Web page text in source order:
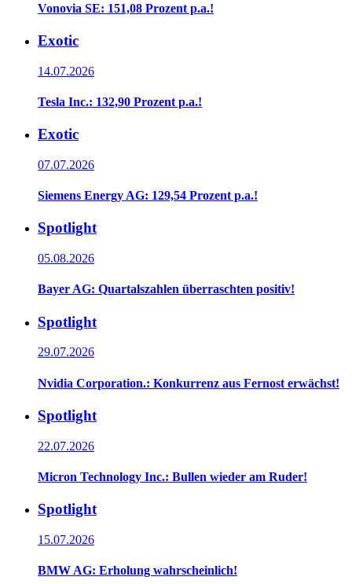
Vonovia SE: 151,08 Prozent p.a.!
Exotic
14.07.2026
Tesla Inc.: 132,90 Prozent p.a.!
Exotic
07.07.2026
Siemens Energy AG: 129,54 Prozent p.a.!
Spotlight
05.08.2026
Bayer AG: Quartalszahlen überraschten positiv!
Spotlight
29.07.2026
Nvidia Corporation.: Konkurrenz aus Fernost erwächst!
Spotlight
22.07.2026
Micron Technology Inc.: Bullen wieder am Ruder!
Spotlight
15.07.2026
BMW AG: Erholung wahrscheinlich!